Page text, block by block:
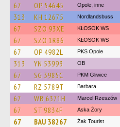
67 OP 54645 Opole, inne
313 KH 12675 Nordlandsbuss
67 SZO 93XE KŁOSOK WS
67 SZO 1R86 KŁOSOK WS
67 OP 4982L PKS Opole
313 YN 53993 OB
67 SG 3985C PKM Gliwice
67 RZ 5789T Barbara
67 WB 6371H Marcel Rzeszów
67 ST 9834F Aska Żory
67 BAU 38267 Żak Tourist